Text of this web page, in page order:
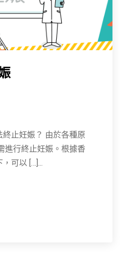
止妊娠？ 由於各種原
進行終止妊娠。根據香
可以 […]...